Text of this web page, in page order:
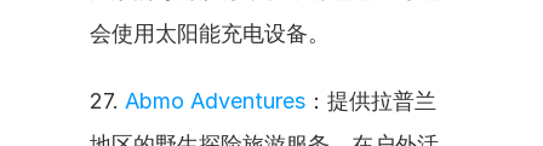
会使用太阳能充电设备。
27. Abmo Adventures ：提供拉普兰